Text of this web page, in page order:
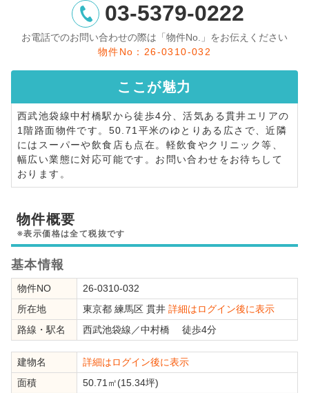
03-5379-0222
お電話でのお問い合わせの際は「物件No.」をお伝えください
物件No：26-0310-032
ここが魅力
西武池袋線中村橋駅から徒歩4分、活気ある貫井エリアの
1階路面物件です。50.71平米のゆとりある広さで、近隣
にはスーパーや飲食店も点在。軽飲食やクリニック等、
幅広い業態に対応可能です。お問い合わせをお待ちして
おります。
物件概要
※表示価格は全て税抜です
基本情報
物件NO
26-0310-032
所在地
東京都 練馬区 貫井 詳細はログイン後に表示
路線・駅名
西武池袋線 ／中村橋 徒歩4分
建物名
詳細はログイン後に表示
面積
50.71㎡(15.34坪)